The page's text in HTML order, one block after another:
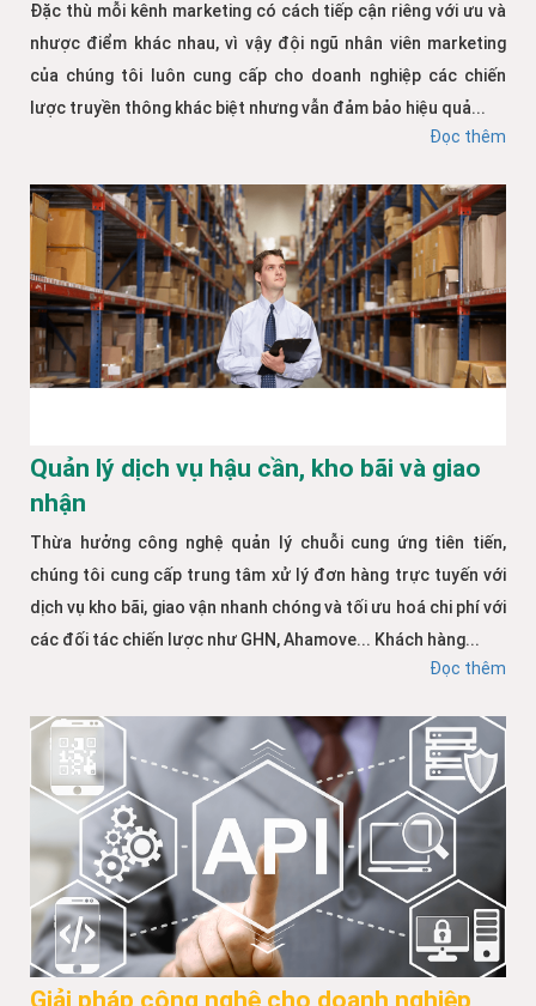
Đặc thù mỗi kênh marketing có cách tiếp cận riêng với ưu và
nhược điểm khác nhau, vì vậy đội ngũ nhân viên marketing
của chúng tôi luôn cung cấp cho doanh nghiệp các chiến
lược truyền thông khác biệt nhưng vẫn đảm bảo hiệu quả...
Đọc thêm
Quản lý dịch vụ hậu cần, kho bãi và giao
nhận
Thừa hưởng công nghệ quản lý chuỗi cung ứng tiên tiến,
chúng tôi cung cấp trung tâm xử lý đơn hàng trực tuyến với
dịch vụ kho bãi, giao vận nhanh chóng và tối ưu hoá chi phí với
các đối tác chiến lược như GHN, Ahamove... Khách hàng...
Đọc thêm
Giải pháp công nghệ cho doanh nghiệp